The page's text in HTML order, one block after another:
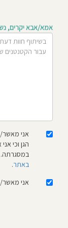
אמא/אבא יקרים,
אני
הגן וכי
במסגרתה.
באתר.
אני מאשר/